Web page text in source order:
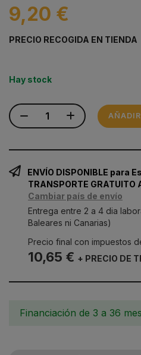
9,20 €
PRECIO RECOGIDA EN TIENDA
Hay stock
ENVÍO DISPONIBLE para
TRANSPORTE
Cambiar país de envío
Entrega entre 2 a 4 dia
Baleares ni Canarias)
Precio final con impuestos
10,65 € + PRECIO DE
Financiación de 3 a 36